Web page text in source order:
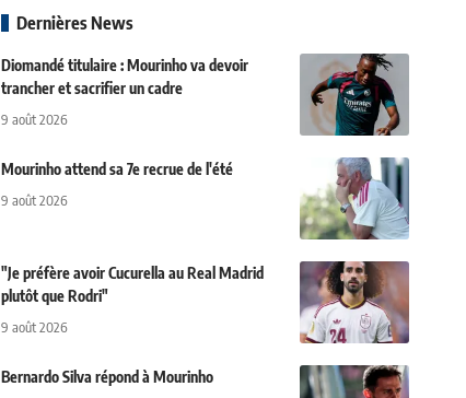
Dernières News
Diomandé titulaire : Mourinho va devoir
trancher et sacrifier un cadre
9 août 2026
Mourinho attend sa 7e recrue de l'été
9 août 2026
"Je préfère avoir Cucurella au Real Madrid
plutôt que Rodri"
9 août 2026
Bernardo Silva répond à Mourinho